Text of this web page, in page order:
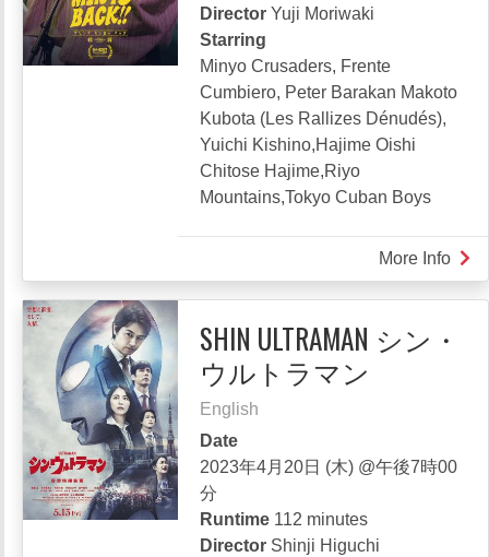
Director Yuji Moriwaki
Starring
Minyo Crusaders, Frente
Cumbiero, Peter Barakan Makoto
Kubota (Les Rallizes Dénudés),
Yuichi Kishino,Hajime Oishi
Chitose Hajime,Riyo
Mountains,Tokyo Cuban Boys
More Info
SHIN ULTRAMAN シン・
ウルトラマン
English
Date
2023年4月20日 (木) @午後7時00
分
Runtime 112 minutes
Director Shinji Higuchi